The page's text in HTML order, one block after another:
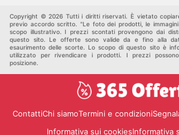
Copyright © 2026 Tutti i diritti riservati. È vietato
previo accordo scritto. "Le foto dei prodotti, le
scopo illustrativo. I prezzi scontati provengono dai
questo sito. Le offerte sono valide da e fino alla
esaurimento delle scorte. Lo scopo di questo sito è
utilizzato per rivendicare i prodotti. I prezzi
posizione.
ContattiChi siamoTermini e condizioni
Informativa sui cookiesInformativa